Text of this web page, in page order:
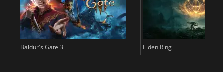
Baldur's Gate 3 Elden Ring